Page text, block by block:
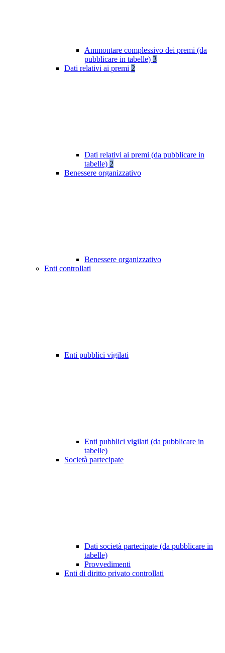
Ammontare complessivo dei premi (da
pubblicare in tabelle) 3
Dati relativi ai premi 2
Dati relativi ai premi (da pubblicare in
tabelle) 2
Benessere organizzativo
Benessere organizzativo
Enti controllati
Enti pubblici vigilati
Enti pubblici vigilati (da pubblicare in
tabelle)
Società partecipate
Dati società partecipate (da pubblicare in
tabelle)
Provvedimenti
Enti di diritto privato controllati